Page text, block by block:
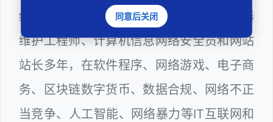
统公职律师、WEB前端开发和 WEB服务器
维护工程师、计算机信息网络安全员和网站
站长多年，在软件程序、网络游戏、电子商
务、区块链数字货币、数据合规、网络不正
当竞争、人工智能、网络暴力等IT互联网和
同意后关闭